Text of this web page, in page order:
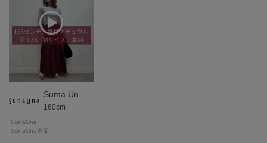
160cm
SunaUna
SunaUna本部